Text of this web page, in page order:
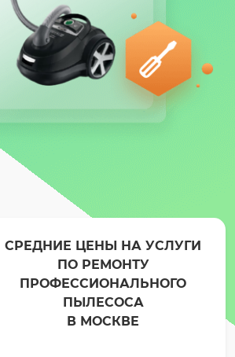
СРЕДНИЕ ЦЕНЫ НА УСЛУГИ
ПО РЕМОНТУ
ПРОФЕССИОНАЛЬНОГО
ПЫЛЕСОСА
В МОСКВЕ